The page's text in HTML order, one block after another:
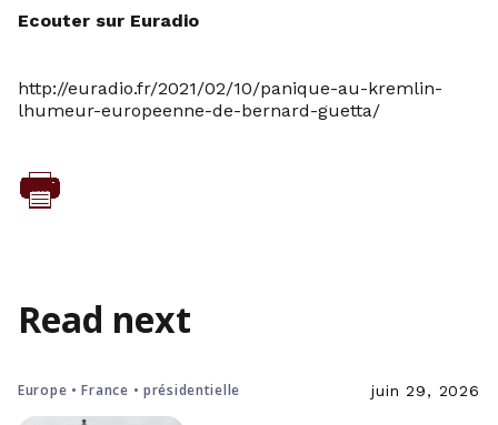
Ecouter sur Euradio
http://euradio.fr/2021/02/10/panique-au-kremlin-
lhumeur-europeenne-de-bernard-guetta/
Read next
Europe • France • présidentielle juin 29, 2026